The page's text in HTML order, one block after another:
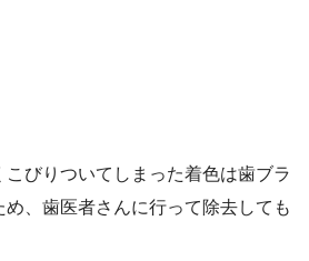
こびりついてしまった着色は歯ブラ
め、歯医者さんに行って除去しても